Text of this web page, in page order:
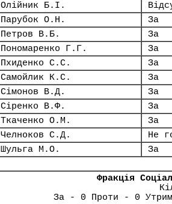
Олійник Б.І.
Парубок О.Н.
За
Петров В.Б.
За
Пономаренко Г.Г.
За
Пхиденко С.С.
За
Самойлик К.С.
За
Сімонов В.Д.
За
Сіренко В.Ф.
За
Ткаченко О.М.
За
Челноков С.Д.
Не
Шульга М.О.
За
Фракція
За - 0 Проти - 0